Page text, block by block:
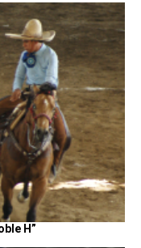
H”